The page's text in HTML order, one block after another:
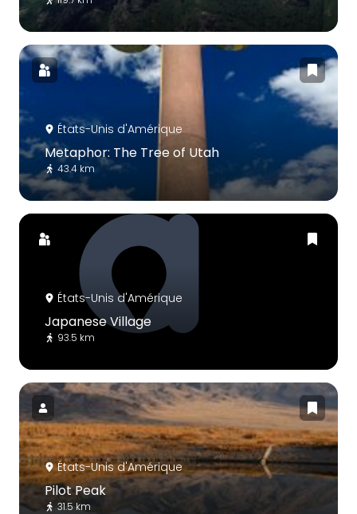
États-Unis d'Amérique
Metaphor: The Tree of Utah
43.4 km
États-Unis d'Amérique
Japanese Village
93.5 km
États-Unis d'Amérique
Pilot Peak
31.5 km